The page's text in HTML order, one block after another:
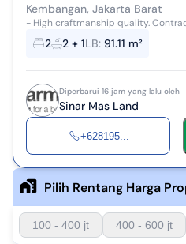
Kembangan, Jakarta Barat
- High craftmanship quality.
very reputable contractor in Indonesia. - Aerium
are availabl...
2 2 + 1LB: 91.11 m²
Diperbarui 16 jam yang lalu oleh
Sinar Mas Land
+628195...
Pilih Rentang Harga
100 - 400 jt 400 - 600 jt